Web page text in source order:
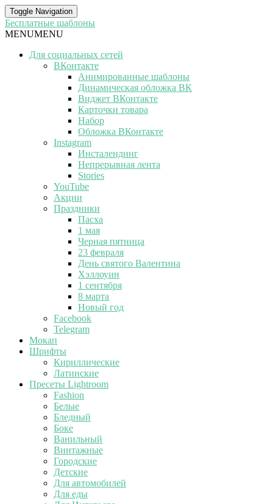
Toggle Navigation
Бесплатные шаблоны
MENUMENU
Для социальных сетей
ВКонтакте
Анимированные шаблоны
Динамическая обложка ВК
Виджет ВКонтакте
Карточки товара
Набор
Обложка ВКонтакте
Instagram
Инсталендинг
Непрерывная лента
Stories
YouTube
Акции
Праздники
Пасха
1 мая
Черная пятница
23 февраля
День святого Валентина
Хэллоуин
1 сентября
8 марта
Новый год
Facebook
Telegram
Мокап
Шрифты
Кириллические
Латинские
Пресеты Lightroom
Fashion
Белые
Бледный
Боке
Ванильный
Винтажные
Городские
Детские
Для автомобилей
Для еды